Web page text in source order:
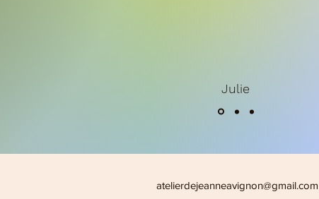
Julie
atelierdejeanneavignon@gmail.com